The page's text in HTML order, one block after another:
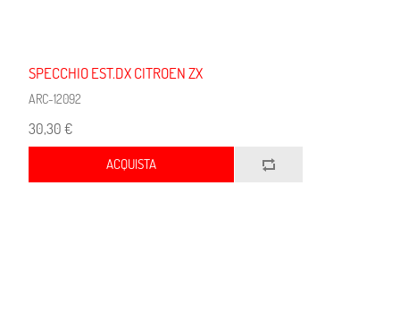
SPECCHIO EST.DX CITROEN ZX
ARC-12092
30,30 €
ACQUISTA